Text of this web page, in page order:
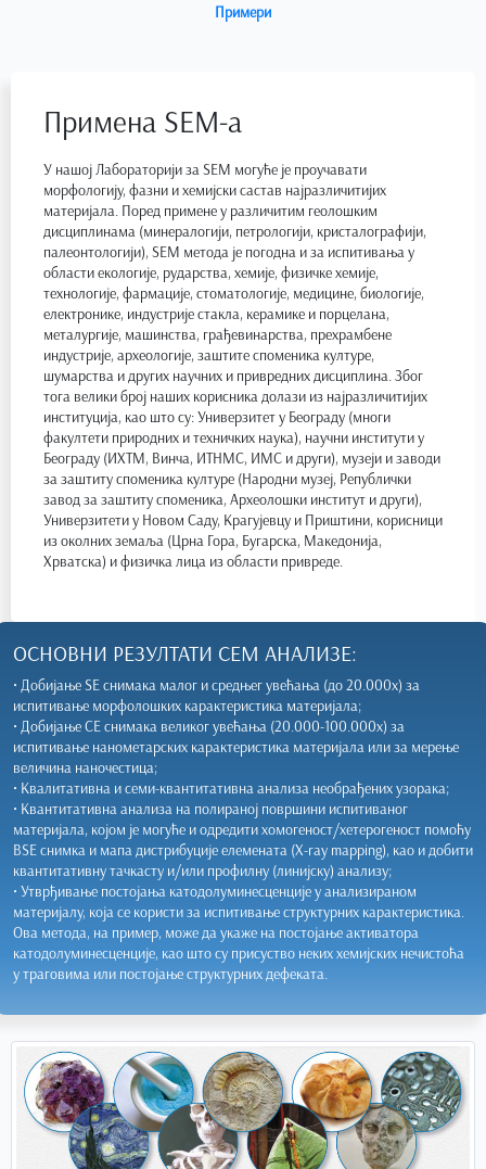
Примери
Примена SEM-а
У нашој Лабораторији за SEM могуће је проучавати
морфологију, фазни и хемијски састав најразличитијих
материјала. Поред примене у различитим геолошким
дисциплинама (минералогији, петрологији, кристалографији,
палеонтологији), SEM метода је погодна и за испитивања у
области екологије, рударства, хемије, физичке хемије,
технологије, фармације, стоматологије, медицине, биологије,
електронике, индустрије стакла, керамике и порцелана,
металургије, машинства, грађевинарства, прехрамбене
индустрије, археологије, заштите споменика културе,
шумарства и других научних и привредних дисциплина. Због
тога велики број наших корисника долази из најразличитијих
институција, као што су: Универзитет у Београду (многи
факултети природних и техничких наука), научни институти у
Београду (ИХТМ, Винча, ИТНМС, ИМС и други), музеји и заводи
за заштиту споменика културе (Народни музеј, Републички
завод за заштиту споменика, Археолошки институт и други),
Универзитети у Новом Саду, Крагујевцу и Приштини, корисници
из околних земаља (Црна Гора, Бугарска, Македонија,
Хрватска) и физичка лица из области привреде.
ОСНОВНИ РЕЗУЛТАТИ СЕМ АНАЛИЗЕ:
• Добијање SE снимака малог и средњег увећања (до 20.000x) за
испитивање морфолошких карактеристика материјала;
• Добијање СЕ снимака великог увећања (20.000-100.000x) за
испитивање нанометарских карактеристика материјала или за мерење
величина наночестица;
• Квалитативна и семи-квантитативна анализа необрађених узорака;
• Квантитативна анализа на полираној површини испитиваног
материјала, којом је могуће и одредити хомогеност/хетерогеност помоћу
BSE снимка и мапа дистрибуције елемената (X-ray mapping), као и добити
квантитативну тачкасту и/или профилну (линијску) анализу;
• Утврђивање постојања катодолуминесценције у анализираном
материјалу, која се користи за испитивање структурних карактеристика.
Ова метода, на пример, може да укаже на постојање активатора
катодолуминесценције, као што су присуство неких хемијских нечистоћа
у траговима или постојање структурних дефеката.